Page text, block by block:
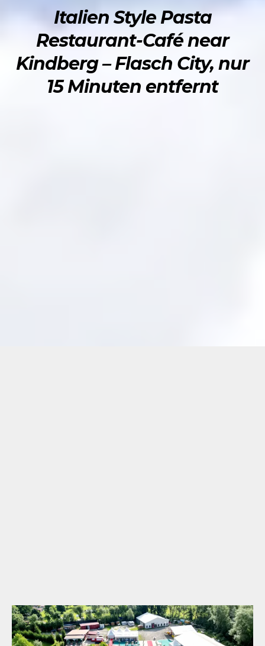
Italien Style Pasta
Restaurant-Café near
Kindberg – Flasch City, nur
15 Minuten entfernt